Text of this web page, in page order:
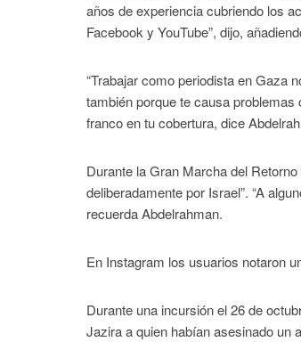
años de experiencia cubriendo los
Facebook y YouTube”, dijo,
“Trabajar como periodista en Gaza
también porque te causa
franco en tu cobertura, dice
Durante la Gran Marcha del
deliberadamente por Israel”. “A
recuerda Abdelrahman.
En Instagram los usuarios notaron
Durante una incursión el 26 de
Jazira a quien habían asesinado un